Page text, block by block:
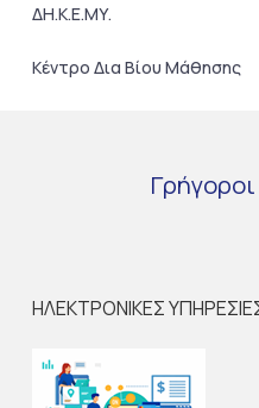
ΔΗ.Κ.Ε.ΜΥ.
Κέντρο Δια Βίου Μάθησης
Γρήγοροι
ΗΛΕΚΤΡΟΝΙΚΕΣ